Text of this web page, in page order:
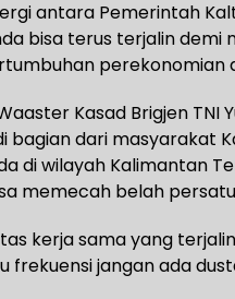
antara Pemerintah
bisa terus terjalin demi
perekonomian
Kasad Brigjen
bagian dari masyarakat
di wilayah Kalimantan
memecah belah
kerja sama yang
frekuensi jangan ada